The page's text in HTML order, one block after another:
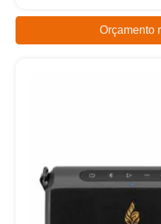
Orçamento